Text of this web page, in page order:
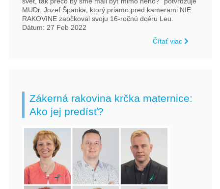
MUDr. Jozef Španka, ktorý priamo pred kamerami NIE
RAKOVINE zaočkoval svoju 16-ročnú dcéru Leu.
Dátum: 27 Feb 2022
Čítať viac
Zákerná rakovina krčka maternice:
Ako jej predísť?